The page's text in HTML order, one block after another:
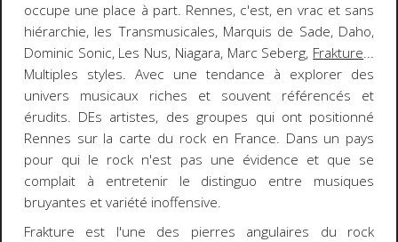
occupe une place à part. Rennes, c'est, en vrac et sans
hiérarchie, les Transmusicales, Marquis de Sade, Daho,
Dominic Sonic, Les Nus, Niagara, Marc Seberg, Frakture...
Multiples styles. Avec une tendance à explorer des
univers musicaux riches et souvent référencés et
érudits. DEs artistes, des groupes qui ont positionné
Rennes sur la carte du rock en France. Dans un pays
pour qui le rock n'est pas une évidence et que se
complait à entretenir le distinguo entre musiques
bruyantes et variété inoffensive.
Frakture est l'une des pierres angulaires du rock